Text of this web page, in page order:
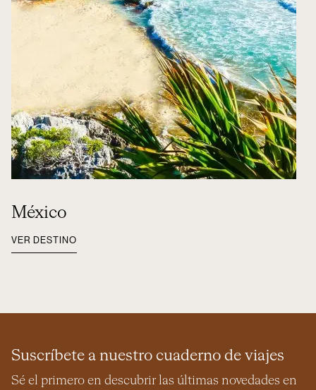
México
VER DESTINO
Suscríbete a nuestro cuaderno de viajes
Sé el primero en descubrir las últimas novedades en